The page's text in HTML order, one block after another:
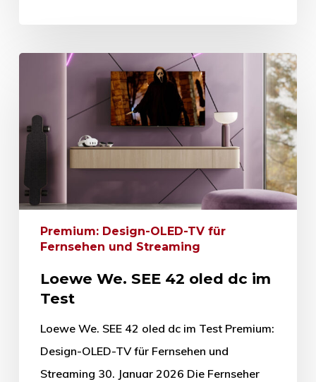
Premium: Design-OLED-TV für
Fernsehen und Streaming
Loewe We. SEE 42 oled dc im
Test
Loewe We. SEE 42 oled dc im Test Premium:
Design-OLED-TV für Fernsehen und
Streaming 30. Januar 2026 Die Fernseher